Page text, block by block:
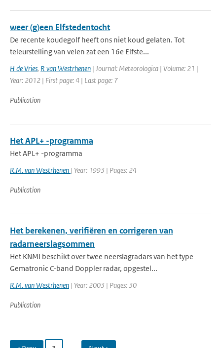
weer (g)een Elfstedentocht
De recente koudegolf heeft ons niet koud gelaten. Tot
teleurstelling van velen zat een 16e Elfste...
H de Vries, R van Westrhenen | Journal: Meteorologica | Volume: 21 |
Year: 2012 | First page: 4 | Last page: 7
Publication
Het APL+ -programma
Het APL+ -programma
R.M. van Westrhenen | Year: 1993 | Pages: 24
Publication
Het berekenen, verifiëren en corrigeren van
radarneerslagsommen
Het KNMI beschikt over twee neerslagradars van het type
Gematronic C-band Doppler radar, opgestel...
R.M. van Westrhenen | Year: 2003 | Pages: 30
Publication